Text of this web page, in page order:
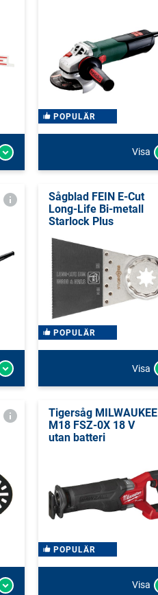
POPULÄR
Visa
Sågblad FEIN E-Cut
Long-Life Bi-metall
Starlock Plus
POPULÄR
Visa
Tigersåg MILWAUKEE
M18 FSZ-0X 18 V
utan batteri
POPULÄR
Visa